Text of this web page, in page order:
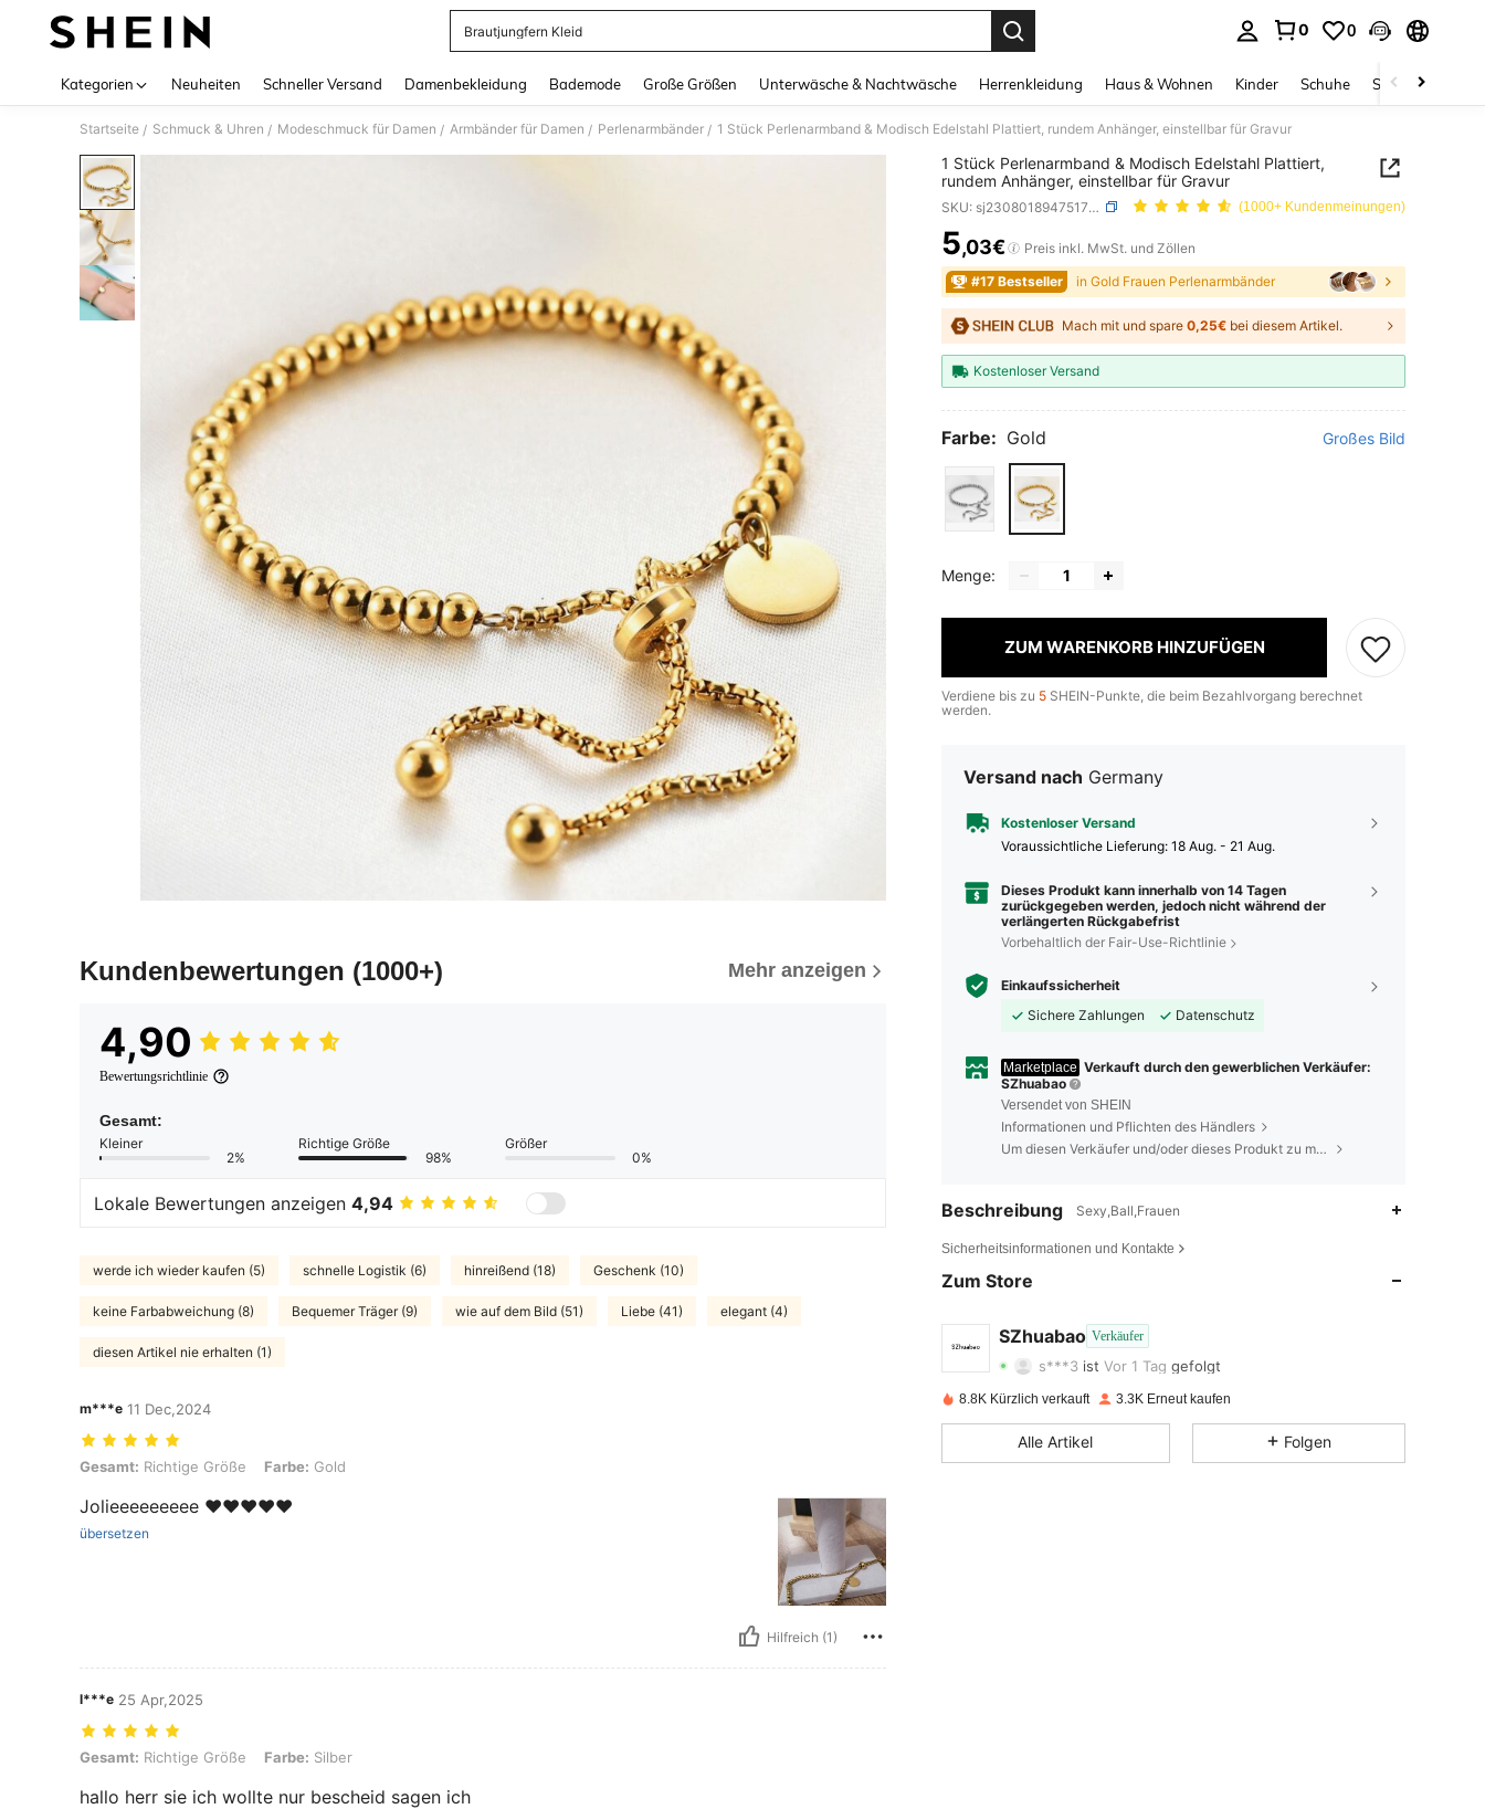
Brautjungfern Kleid
0 0
Kategorien Neuheiten Schneller Versand Damenbekleidung Bademode Große Größen Unterwäsche & Nachtwäsche Herrenkleidung Haus & Wohnen Kinder Schuhe Schmuck &
Startseite / Schmuck & Uhren / Modeschmuck für Damen / Armbänder für Damen / Perlenarmbänder / 1 Stück Perlenarmband & Modisch Edelstahl Plattiert, rundem Anhänger, einstellbar für Gravur
Kundenbewertungen (1000+) Mehr anzeigen
4,90
Bewertungsrichtlinie
Gesamt:
Kleiner
2%
Richtige Größe
98%
Größer
0%
Lokale Bewertungen anzeigen 4,94
werde ich wieder kaufen (5) schnelle Logistik (6) hinreißend (18) Geschenk (10)
keine Farbabweichung (8) Bequemer Träger (9) wie auf dem Bild (51) Liebe (41) elegant (4)
diesen Artikel nie erhalten (1)
m***e 11 Dec,2024
Gesamt: Richtige Größe, Farbe: Gold
Gesamt: Richtige Größe Farbe: Gold
Jolieeeeeeeee ❤️❤️❤️❤️❤️
übersetzen
Hilfreich (1)
l***e 25 Apr,2025
Gesamt: Richtige Größe, Farbe: Silber
Gesamt: Richtige Größe Farbe: Silber
hallo herr sie ich wollte nur bescheid sagen ich
1 Stück Perlenarmband & Modisch Edelstahl Plattiert,
rundem Anhänger, einstellbar für Gravur
SKU: sj2308018947517917 (1000+ Kundenmeinungen)
PRICE AND AVAILABILITY
5,03€
Preis inkl. MwSt. und Zöllen
#17 Bestseller
in Gold Frauen Perlenarmbänder
Mach mit und spare 0,25€ bei diesem Artikel.
Kostenloser Versand
Farbe: Gold Großes Bild
Menge:
ZUM WARENKORB HINZUFÜGEN
Verdiene bis zu 5 SHEIN-Punkte, die beim Bezahlvorgang berechnet
werden.
Versand nach Germany
Kostenloser Versand
Voraussichtliche Lieferung: 18 Aug. - 21 Aug.
Dieses Produkt kann innerhalb von 14 Tagen
zurückgegeben werden, jedoch nicht während der
verlängerten Rückgabefrist
Vorbehaltlich der Fair-Use-Richtlinie
Einkaufssicherheit
Sichere Zahlungen
Datenschutz
Marketplace Verkauft durch den gewerblichen Verkäufer:
SZhuabao
Versendet von SHEIN
Informationen und Pflichten des Händlers
Um diesen Verkäufer und/oder dieses Produkt zu melden
Beschreibung Sexy,Ball,Frauen
Sicherheitsinformationen und Kontakte
Zum Store
SZhuabao Verkäufer
4,86
4,86 4
s***3 ist Vor 1 Tag gefolgt
4,86 4 Artikel 1.3K
4,86 4 1.3K
8.8K Kürzlich verkauft 3.3K Erneut kaufen
Alle Artikel Folgen